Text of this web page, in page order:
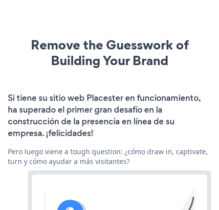
Remove the Guesswork of
Building Your Brand
Si tiene su sitio web Placester en funcionamiento,
ha superado el primer gran desafío en la
construcción de la presencia en línea de su
empresa. ¡felicidades!
Pero luego viene a tough question: ¿cómo draw in, captivate,
turn y cómo ayudar a más visitantes?